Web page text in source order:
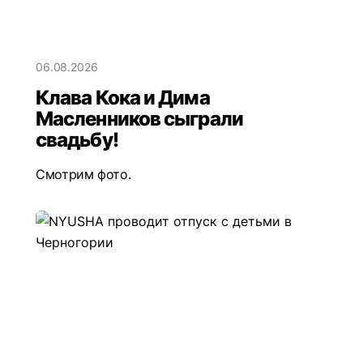
06.08.2026
Клава Кока и Дима
Масленников сыграли
свадьбу!
Смотрим фото.